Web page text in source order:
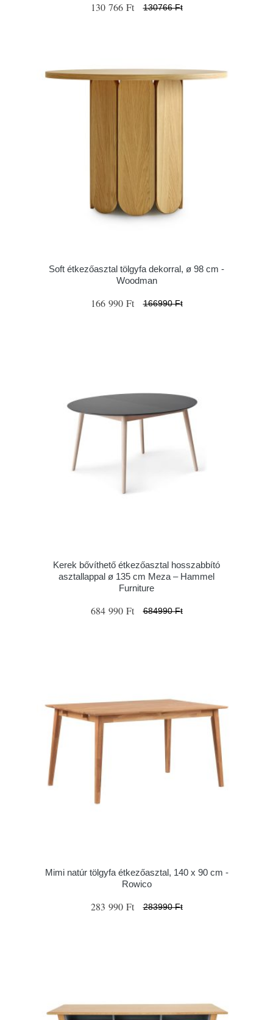
130 766 Ft 130766 Ft
Soft étkezőasztal tölgyfa dekorral, ø 98 cm -
Woodman
166 990 Ft 166990 Ft
Kerek bővíthető étkezőasztal hosszabbító
asztallappal ø 135 cm Meza – Hammel
Furniture
684 990 Ft 684990 Ft
Mimi natúr tölgyfa étkezőasztal, 140 x 90 cm -
Rowico
283 990 Ft 283990 Ft